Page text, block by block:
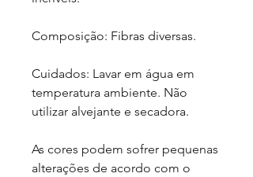
Composição: Fibras diversas.
Cuidados: Lavar em água em
temperatura ambiente. Não
utilizar alvejante e secadora.
As cores podem sofrer pequenas
alterações de acordo com o